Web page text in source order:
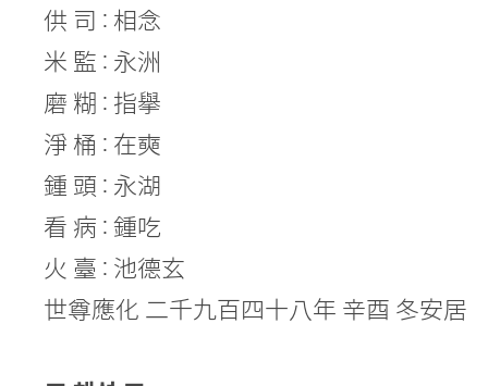
供 司 : 相念
米 監 : 永洲
磨 糊 : 指擧
淨 桶 : 在奭
鍾 頭 : 永湖
看 病 : 鍾吃
火 臺 : 池德玄
世尊應化 二千九百四十八年 辛酉 冬安居